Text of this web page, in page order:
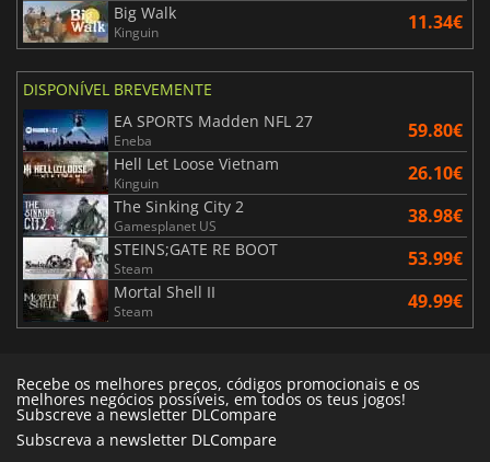
Big Walk
Kinguin 11.34€
DISPONÍVEL BREVEMENTE
EA SPORTS Madden NFL 27
Eneba 59.80€
Hell Let Loose Vietnam
Kinguin 26.10€
The Sinking City 2
Gamesplanet US 38.98€
STEINS;GATE RE BOOT
Steam 53.99€
Mortal Shell II
Steam 49.99€
Recebe os melhores preços, códigos promocionais e os
melhores negócios possíveis, em todos os teus jogos!
Subscreve a newsletter DLCompare
Subscreva a newsletter DLCompare